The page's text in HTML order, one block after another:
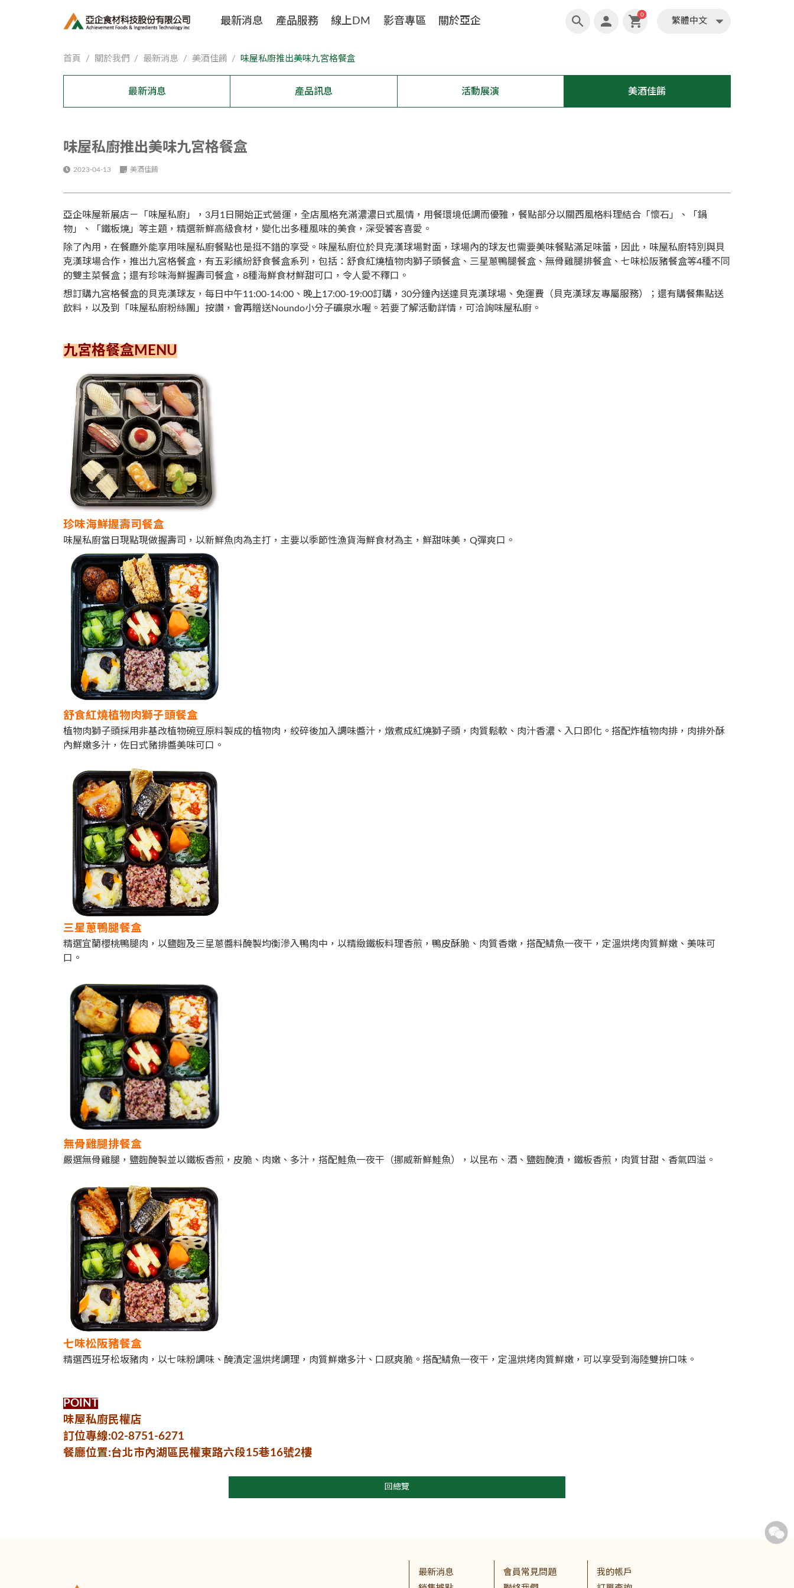
最新消息 產品服務 線上DM 影音專區 關於亞企
0
繁體中文
首頁 關於我們 最新消息 美酒佳餚 味屋私廚推出美味九宮格餐盒
最新消息 產品訊息 活動展演 美酒佳餚
味屋私廚推出美味九宮格餐盒
2023-04-13 美酒佳餚
亞企味屋新展店－「味屋私廚」，3月1日開始正式營運，全店風格充滿濃濃日式風情，用餐環境低調而優雅，餐點部分以關西風格料理結合「懷石」、「鍋
物」、「鐵板燒」等主題，精選新鮮高級食材，變化出多種風味的美食，深受饕客喜愛。
除了內用，在餐廳外能享用味屋私廚餐點也是挺不錯的享受。味屋私廚位於貝克漢球場對面，球場內的球友也需要美味餐點滿足味蕾，因此，味屋私廚特別與貝
克漢球場合作，推出九宮格餐盒，有五彩繽紛舒食餐盒系列，包括：舒食紅燒植物肉獅子頭餐盒、三星蔥鴨腿餐盒、無骨雞腿排餐盒、七味松阪豬餐盒等4種不同
的雙主菜餐盒；還有珍味海鮮握壽司餐盒，8種海鮮食材鮮甜可口，令人愛不釋口。
想訂購九宮格餐盒的貝克漢球友，每日中午11:00-14:00、晚上17:00-19:00訂購，30分鐘內送達貝克漢球場、免運費（貝克漢球友專屬服務）；還有購餐集點送
飲料，以及到「味屋私廚粉絲團」按讚，會再贈送Noundo小分子礦泉水喔。若要了解活動詳情，可洽詢味屋私廚。
九宮格餐盒MENU
珍味海鮮握壽司餐盒
味屋私廚當日現點現做握壽司，以新鮮魚肉為主打，主要以季節性漁貨海鮮食材為主，鮮甜味美，Q彈爽口。
舒食紅燒植物肉獅子頭餐盒
植物肉獅子頭採用非基改植物碗豆原料製成的植物肉，絞碎後加入調味醬汁，燉煮成紅燒獅子頭，肉質鬆軟、肉汁香濃、入口即化。搭配炸植物肉排，肉排外酥
內鮮嫩多汁，佐日式豬排醬美味可口。
三星蔥鴨腿餐盒
精選宜蘭櫻桃鴨腿肉，以鹽麴及三星蔥醬料醃製均衡滲入鴨肉中，以精緻鐵板料理香煎，鴨皮酥脆、肉質香嫩，搭配鯖魚一夜干，定溫烘烤肉質鮮嫩、美味可
口。
無骨雞腿排餐盒
嚴選無骨雞腿，鹽麴醃製並以鐵板香煎，皮脆、肉嫩、多汁，搭配鮭魚一夜干（挪威新鮮鮭魚），以昆布、酒、鹽麴醃漬，鐵板香煎，肉質甘甜、香氣四溢。
七味松阪豬餐盒
精選西班牙松坂豬肉，以七味粉調味、醃漬定溫烘烤調理，肉質鮮嫩多汁、口感爽脆。搭配鯖魚一夜干，定溫烘烤肉質鮮嫩，可以享受到海陸雙拚口味。
POINT
味屋私廚民權店
訂位專線:02-8751-6271
餐廳位置:台北市內湖區民權東路六段15巷16號2樓
回總覽
最新消息
會員常見問題
我的帳戶